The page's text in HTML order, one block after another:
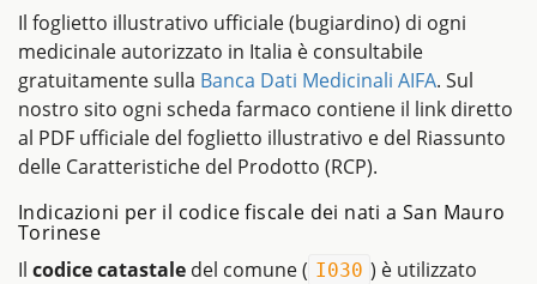
Il foglietto illustrativo ufficiale (bugiardino) di ogni
medicinale autorizzato in Italia è consultabile
gratuitamente sulla Banca Dati Medicinali AIFA. Sul
nostro sito ogni scheda farmaco contiene il link diretto
al PDF ufficiale del foglietto illustrativo e del Riassunto
delle Caratteristiche del Prodotto (RCP).
Indicazioni per il codice fiscale dei nati a San Mauro
Torinese
Il codice catastale del comune ( I030 ) è utilizzato